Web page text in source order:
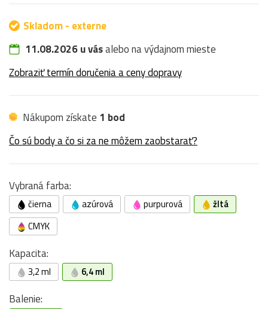
Skladom - externe
11.08.2026 u vásalebo na výdajnom mieste
Zobraziť termín doručenia a ceny dopravy
Nákupom získate 1 bod
Čo sú body a čo si za ne môžem zaobstarať?
Vybraná farba:
čierna azúrová purpurová
žltá
CMYK
Kapacita:
3,2 ml 6,4 ml
Balenie: